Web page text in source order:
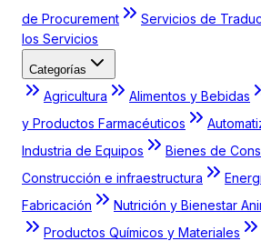
de Procurement
Servicios de
los Servicios
Categorías
Agricultura Alimentos y Bebidas
y Productos Farmacéuticos
Industria de Equipos
Bienes de
Construcción e infraestructura
Fabricación
Nutrición y Bienestar
Productos Químicos y Materiales